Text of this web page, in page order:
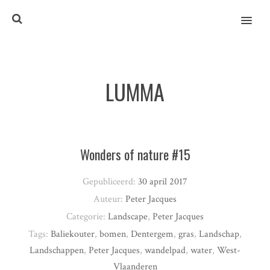
MENU
LUMMA
Wonders of nature #15
Gepubliceerd: 30 april 2017
Auteur: Peter Jacques
Categorie: Landscape, Peter Jacques
Tags: Baliekouter, bomen, Dentergem, gras, Landschap,
Landschappen, Peter Jacques, wandelpad, water, West-
Vlaanderen